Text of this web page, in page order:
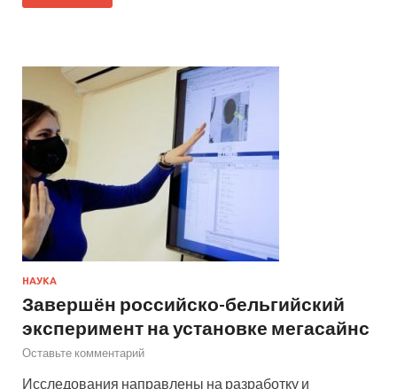
НАУКА
Завершён российско-бельгийский
эксперимент на установке мегасайнс
Оставьте комментарий
Исследования направлены на разработку и